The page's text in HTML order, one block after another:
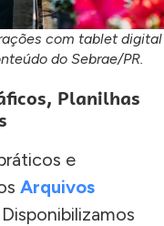
com tablet digital
do Sebrae/PR.
Planilhas
e
Arquivos